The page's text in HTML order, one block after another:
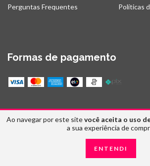
Ao navegar por este sitevocê aceita o uso
a sua experiência de
ENTENDI
Perguntas Frequentes Políticas
Formas de pagamento
Meios de envio